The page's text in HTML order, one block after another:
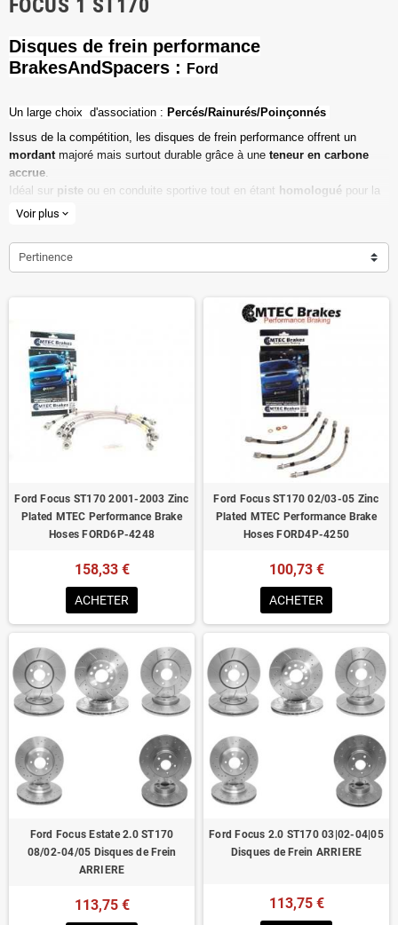
FOCUS 1 ST170
Disques de frein performance
BrakesAndSpacers :
Ford
Un l arge choix d'association : Percés/Rainurés/Poinçonnés
Issus de la compétition, les disques de frein performance offrent un
mordant majoré mais surtout durable grâce à une teneur en carbone
accrue.
Idéal sur piste ou en conduite sportive tout en étant homologué pour la
route ouverte.
Dimensions d'origine respectées
Installation en lieu et place.
Poids réduit de 20% en moyenne
Homologué pour le contrôle technique
Voir plus expand_more
Pertinence
Ford Focus ST170 2001-2003 Zinc
Plated MTEC Performance Brake
Hoses FORD6P-4248
158,33 €
ACHETER
Ford Focus ST170 02/03-05 Zinc
Plated MTEC Performance Brake
Hoses FORD4P-4250
100,73 €
ACHETER
Ford Focus Estate 2.0 ST170
08/02-04/05 Disques de Frein
ARRIERE
113,75 €
Ford Focus 2.0 ST170 03|02-04|05
Disques de Frein ARRIERE
113,75 €